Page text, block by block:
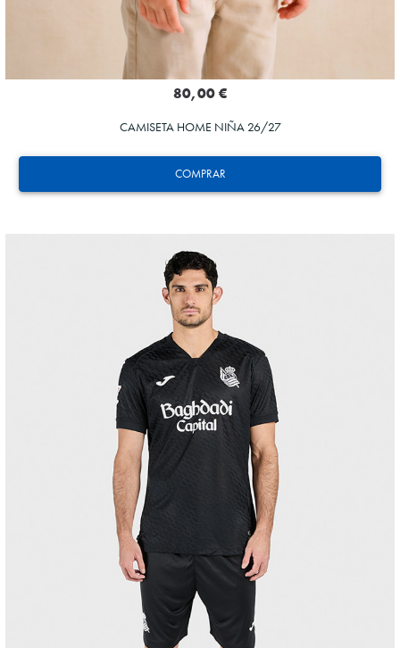
COMPRAR
80,00 €
CAMISETA HOME NIÑA 26/27
ZAKHARYAN
21